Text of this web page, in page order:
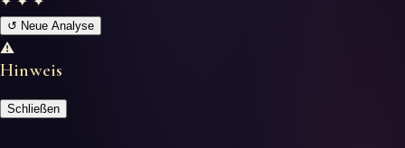
↺ Neue Analyse
⚠
Hinweis
Schließen